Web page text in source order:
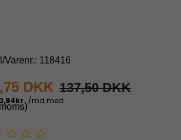
Varenr.: 118416
DKK 137,50 DKK